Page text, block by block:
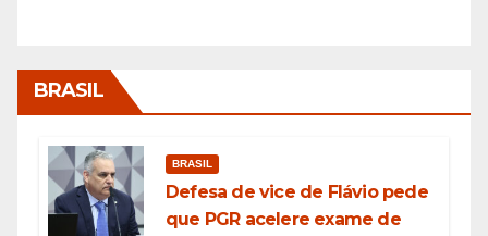
BRASIL
BRASIL
Defesa de vice de Flávio pede
que PGR acelere exame de